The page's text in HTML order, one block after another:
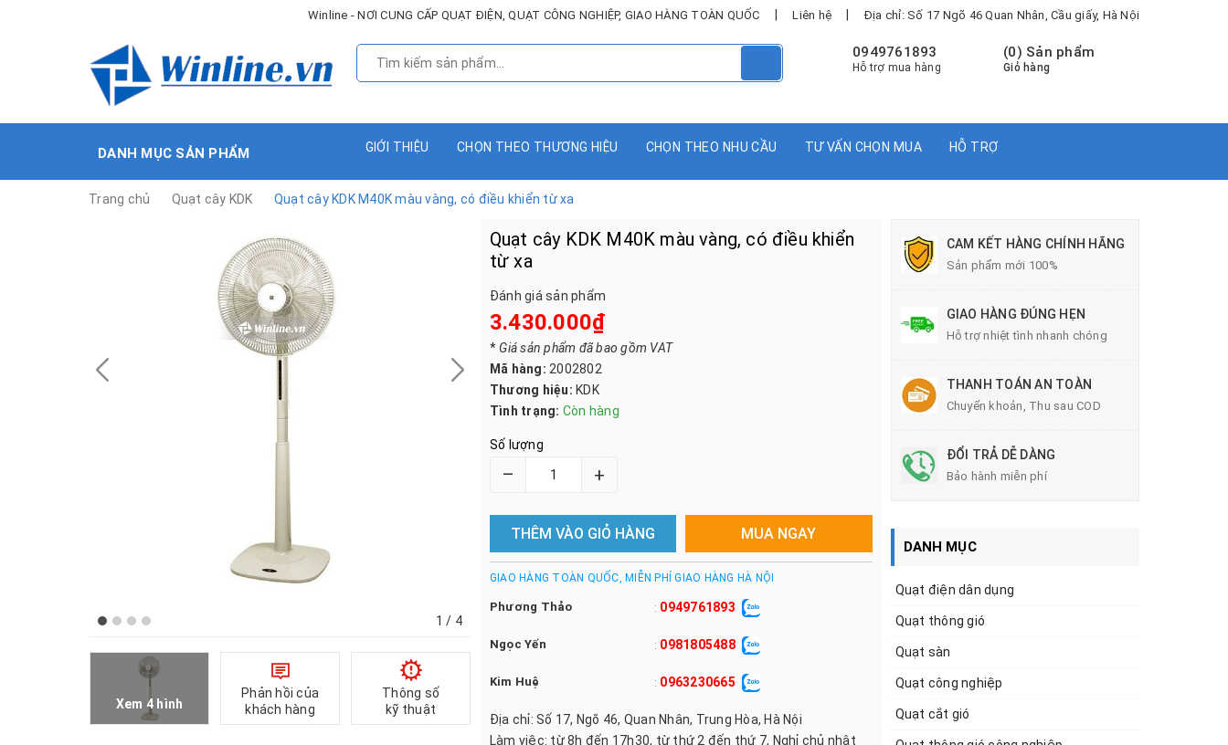
Winline - NƠI CUNG CẤP QUẠT ĐIỆN, QUẠT CÔNG NGHIỆP, GIAO HÀNG TOÀN QUỐC Liên hệ Địa chỉ: Số 17 Ngõ 46 Quan Nhân, Cầu giấy, Hà Nội
(0) Sản phẩm
Giỏ hàng
0949761893
Hỗ trợ mua hàng
DANH MỤC SẢN PHẨM GIỚI THIỆU CHỌN THEO THƯƠNG HIỆU CHỌN THEO NHU CẦU TƯ VẤN CHỌN MUA HỖ TRỢ
Trang chủ Quạt cây KDK Quạt cây KDK M40K màu vàng, có điều khiển từ xa
1 / 4
Xem 4 hình
Phản hồi của
khách hàng
Thông số
kỹ thuật
Quạt cây KDK M40K màu vàng, có điều khiển
từ xa
Đánh giá sản phẩm
3.430.000₫
*Giá sản phẩm đã bao gồm VAT
Mã hàng: 2002802
Thương hiệu: KDK
Tình trạng: Còn hàng
Số lượng
– +
THÊM VÀO GIỎ HÀNG MUA NGAY
GIAO HÀNG TOÀN QUỐC, MIỄN PHÍ GIAO HÀNG HÀ NỘI
Phương Thảo : 0949761893
Ngọc Yến : 0981805488
Kim Huệ : 0963230665
Địa chỉ: Số 17, Ngõ 46, Quan Nhân, Trung Hòa, Hà Nội
Làm việc: từ 8h đến 17h30, từ thứ 2 đến thứ 7, Nghỉ chủ nhật
CAM KẾT HÀNG CHÍNH HÃNG
Sản phẩm mới 100%
GIAO HÀNG ĐÚNG HẸN
Hỗ trợ nhiệt tình nhanh chóng
THANH TOÁN AN TOÀN
Chuyển khoản, Thu sau COD
ĐỔI TRẢ DỄ DÀNG
Bảo hành miễn phí
DANH MỤC
Quạt điện dân dụng
Quạt thông gió
Quạt sàn
Quạt công nghiệp
Quạt cắt gió